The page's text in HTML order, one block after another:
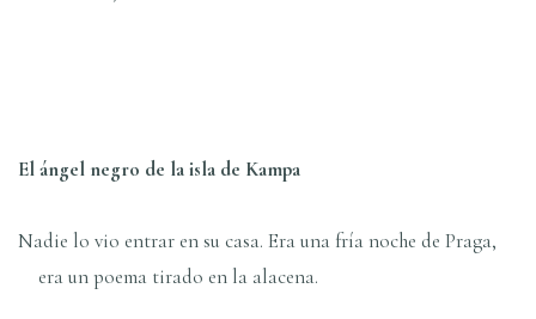
El ángel negro de la isla de Kampa
Nadie lo vio entrar en su casa. Era una fría noche de Praga,
era un poema tirado en la alacena.